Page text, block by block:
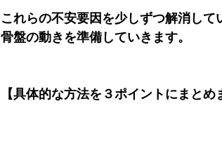
これらの不安要因を少しずつ解消し
骨盤の動きを準備していきます。
【具体的な方法を３ポイントにまとめ